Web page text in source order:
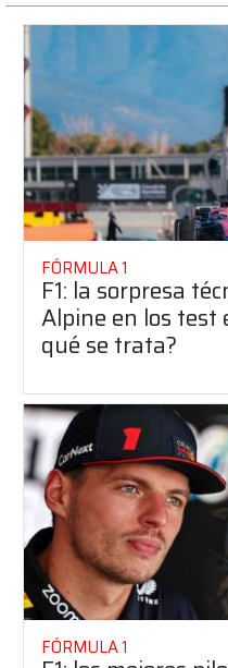
FÓRMULA 1
F1: la sorpresa
Alpine en los test
qué se trata?
FÓRMULA 1